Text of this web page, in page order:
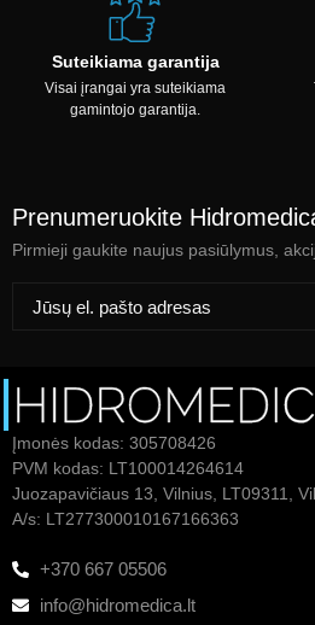
Suteikiama garantija
Visai įrangai yra suteikiama
gamintojo garantija.
Prenumeruokite
Pirmieji gaukite naujus pasiūlymus,
Įmonės kodas: 305708426
PVM kodas: LT100014264614
Juozapavičiaus 13, Vilnius, LT09311,
A/s: LT277300010167166363
+370 667 05506
info@hidromedica.lt